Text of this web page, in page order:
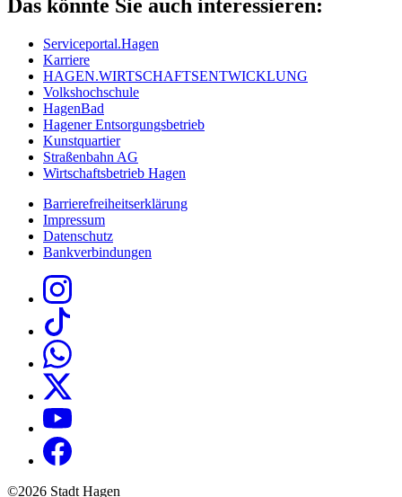
Das könnte Sie auch interessieren:
Serviceportal.Hagen
Karriere
HAGEN.WIRTSCHAFTSENTWICKLUNG
Volkshochschule
HagenBad
Hagener Entsorgungsbetrieb
Kunstquartier
Straßenbahn AG
Wirtschaftsbetrieb Hagen
Barrierefreiheitserklärung
Impressum
Datenschutz
Bankverbindungen
©2026 Stadt Hagen